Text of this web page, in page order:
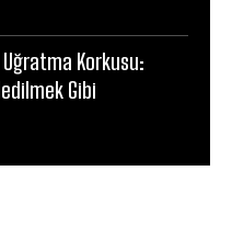
Uğratma Korkusu:
Gibi